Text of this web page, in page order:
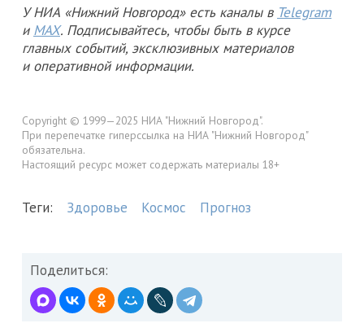
У НИА «Нижний Новгород» есть каналы в Telegram
и MAX. Подписывайтесь, чтобы быть в курсе
главных событий, эксклюзивных материалов
и оперативной информации.
Copyright © 1999—2025 НИА "Нижний Новгород".
При перепечатке гиперссылка на НИА "Нижний Новгород"
обязательна.
Настоящий ресурс может содержать материалы 18+
Теги: Здоровье Космос Прогноз
Поделиться: